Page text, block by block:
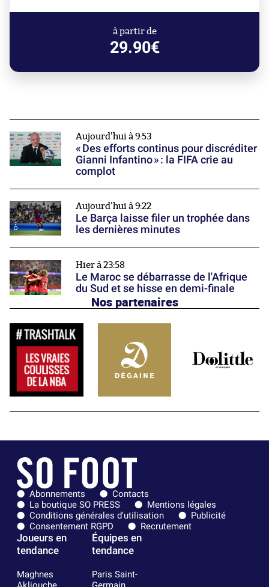
à partir de
29.90€
Aujourd'hui à 9:53
« Des efforts continus pour discréditer
Gianni Infantino » : la FIFA crie au
complot
Aujourd'hui à 9:22
Le Barça laisse filer un trophée dans
les dernières minutes
Hier à 23:58
Le Maroc se débarrasse de l'Afrique
du Sud et se hisse en demi-finale
Nos partenaires
Abonnements
Contacts
La boutique SO PRESS
Mentions légales
Conditions générales d'utilisation
Publicité
Consentement RGPD
Recrutement
Joueurs en
tendance
Maghnes
Équipes en
tendance
Paris Saint-